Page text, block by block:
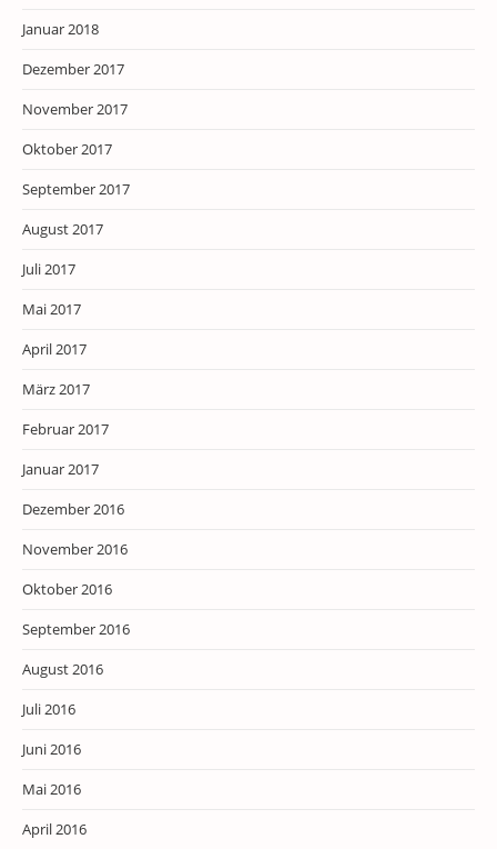
Januar 2018
Dezember 2017
November 2017
Oktober 2017
September 2017
August 2017
Juli 2017
Mai 2017
April 2017
März 2017
Februar 2017
Januar 2017
Dezember 2016
November 2016
Oktober 2016
September 2016
August 2016
Juli 2016
Juni 2016
Mai 2016
April 2016